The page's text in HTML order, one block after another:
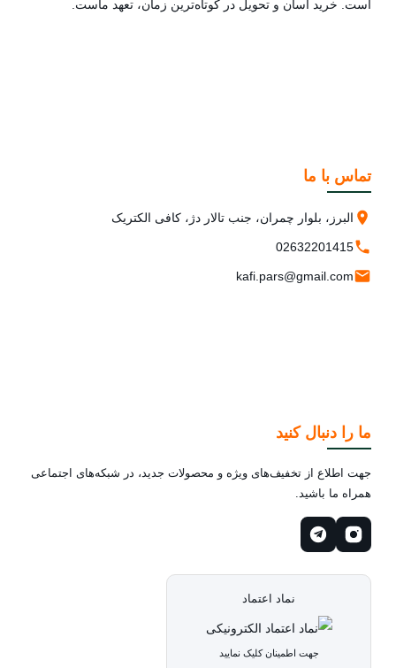
است. خرید آسان و تحویل در کوتاه‌ترین زمان، تعهد ماست.
تماس با ما
البرز، بلوار چمران، جنب تالار دژ، کافی الکتریک
02632201415
kafi.pars@gmail.com
ما را دنبال کنید
جهت اطلاع از تخفیف‌های ویژه و محصولات جدید، در شبکه‌های اجتماعی
همراه ما باشید.
نماد اعتماد
جهت اطمینان کلیک نمایید